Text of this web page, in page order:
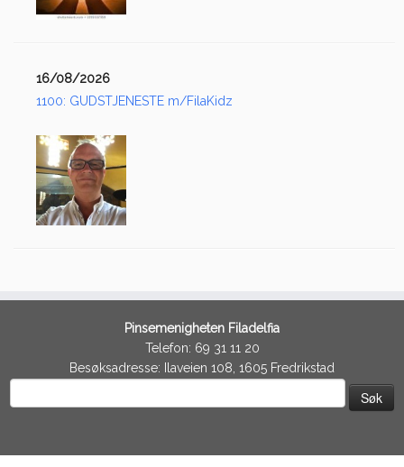
16/08/2026
1100: GUDSTJENESTE m/FilaKidz
Pinsemenigheten Filadelfia
Telefon: 69 31 11 20
Besøksadresse: Ilaveien 108, 1605 Fredrikstad
etter: